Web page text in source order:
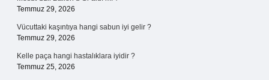
Temmuz 29, 2026
Vücuttaki kaşıntıya hangi sabun iyi gelir ?
Temmuz 29, 2026
Kelle paça hangi hastalıklara iyidir ?
Temmuz 25, 2026